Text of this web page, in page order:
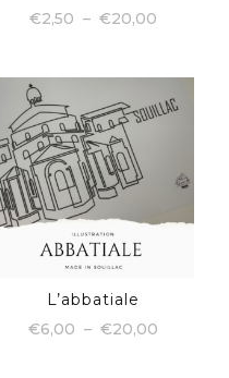
€2,50 – €20,00
à
plusieurs
variations.
Les
options
peuvent
être
choisies
sur
page
produit
L’abbatiale
€6,00 – €20,00